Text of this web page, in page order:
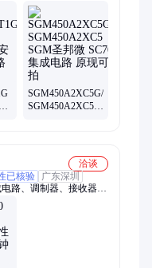
芯片批发
SGM450A2XC5G/TR
SGM450A2XC5
洽谈
已核验
广东深圳
路、调制器、接收器、
器、偏置器、振荡器、
频、同轴开关、接入监
开关、压控均衡器、射